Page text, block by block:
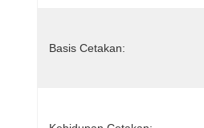
Basis Cetakan: